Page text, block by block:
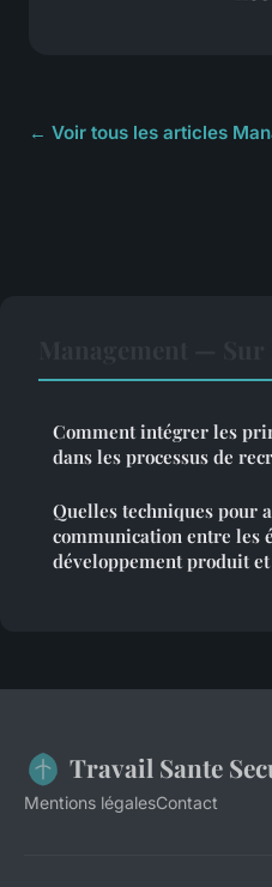
← Voir tous les articles
Comment intégrer les
dans les processus de
Quelles techniques pour
communication entre les
développement produit
Travail Sante
Mentions légalesContact